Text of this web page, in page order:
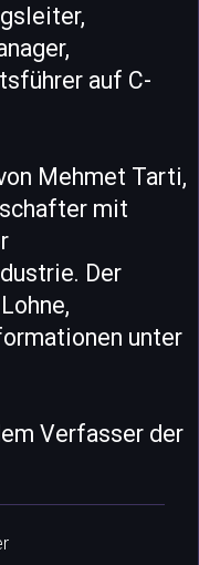
auf C-
Mehmet Tarti,
mit
Der
unter
Verfasser der